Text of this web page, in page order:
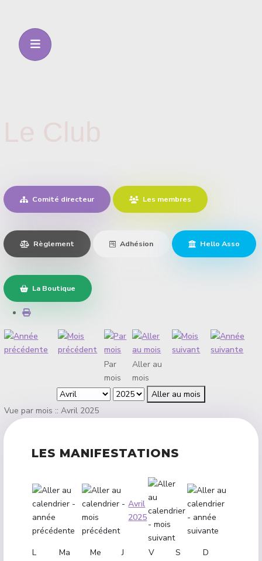
Comité directeur Les membres
Règlement Adhésion Hello Asso
La Boutique
Par
mois
Aller au
mois
Aller au mois
Vue par mois :: Avril 2025
LES MANIFESTATIONS
Avril
2025
L Ma Me J V S
D